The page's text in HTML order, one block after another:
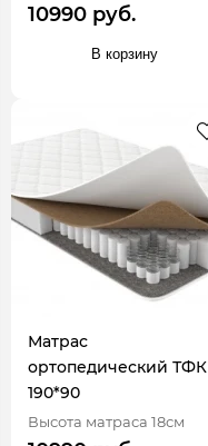
10990 руб.
В корзину
Матрас
ортопедический ТФК
190*90
Высота матраса 18см